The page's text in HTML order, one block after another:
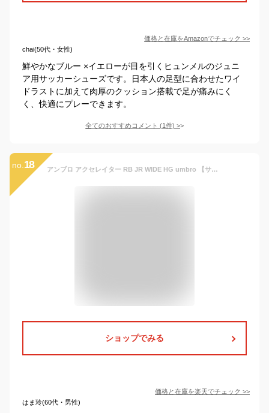
価格と在庫をAmazonでチェック >>
chai(50代・女性)
鮮やかなブルー ×イエローが目を引くヒュンメルのジュニ
ア用サッカーシューズです。日本人の足型に合わせたワイ
ドラストに加えて肉厚のクッション搭載で足が痛みにく
く、快適にプレーできます。
全てのおすすめコメント (1件) >
no. 18 アンブロ アクセレイター RB JR WIDE HG umbro 【サッカー・フットサル】 シューズ ジュニア サッカースパイク 練習 試合 ワイド 幅広 BLACK/BLACK/WHITE (UU4WJA02BW)
ショップでみる
価格と在庫を楽天でチェック >>
はま玲(60代・男性)